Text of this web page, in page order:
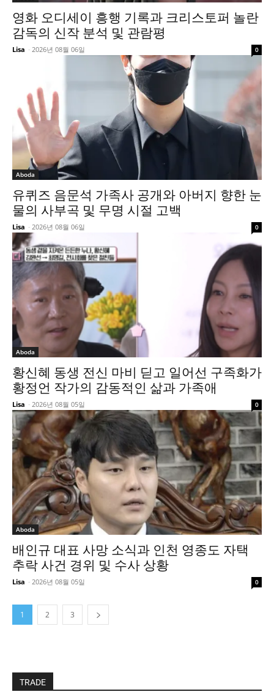
영화 오디세이 흥행 기록과 크리스토퍼 놀란
감독의 신작 분석 및 관람평
Lisa - 2026년 08월 06일 0
Aboda
유퀴즈 음문석 가족사 공개와 아버지 향한 눈
물의 사부곡 및 무명 시절 고백
Lisa - 2026년 08월 06일 0
Aboda
황신혜 동생 전신 마비 딛고 일어선 구족화가
황정언 작가의 감동적인 삶과 가족애
Lisa - 2026년 08월 05일 0
Aboda
배인규 대표 사망 소식과 인천 영종도 자택
추락 사건 경위 및 수사 상황
Lisa - 2026년 08월 05일 0
1 2 3
TRADE